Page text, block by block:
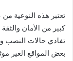
تعتبر هذه النوعية من
كبير من الأمان
تفادي حالات النصب
بعض المواقع الغير